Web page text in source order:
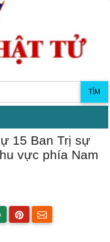
TÌM
15 Ban Trị sự
vực phía Nam